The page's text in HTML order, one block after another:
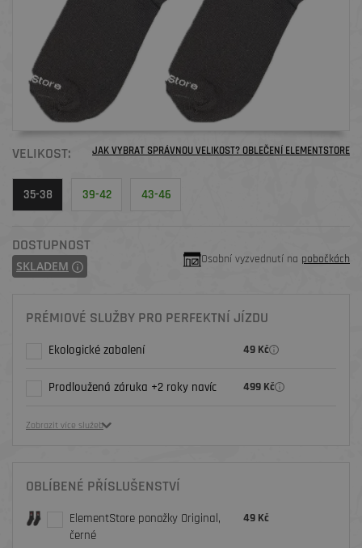
VELIKOST: JAK VYBRAT SPRÁVNOU VELIKOST? OBLEČENÍ ELEMENTSTORE
35-38 39-42 43-46
DOSTUPNOST
SKLADEM Osobní vyzvednutí na pobočkách
PRÉMIOVÉ SLUŽBY PRO PERFEKTNÍ JÍZDU
Ekologické zabalení 49 Kč
Prodloužená záruka +2 roky navíc 499 Kč
Zobrazit více služeb
OBLÍBENÉ PŘÍSLUŠENSTVÍ
ElementStore ponožky Original,
černé
49 Kč